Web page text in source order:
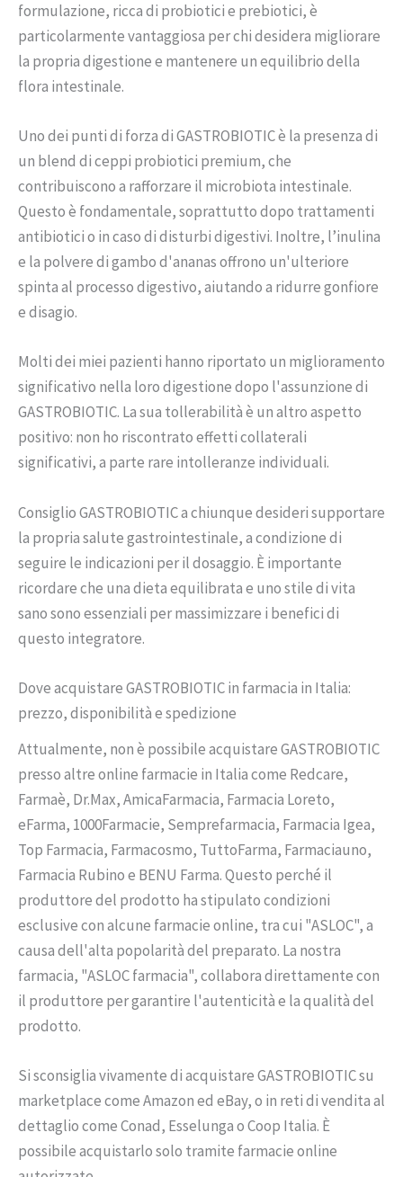
formulazione, ricca di probiotici e prebiotici, è
particolarmente vantaggiosa per chi desidera migliorare
la propria digestione e mantenere un equilibrio della
flora intestinale.
Uno dei punti di forza di GASTROBIOTIC è la presenza di
un blend di ceppi probiotici premium, che
contribuiscono a rafforzare il microbiota intestinale.
Questo è fondamentale, soprattutto dopo trattamenti
antibiotici o in caso di disturbi digestivi. Inoltre, l’inulina
e la polvere di gambo d'ananas offrono un'ulteriore
spinta al processo digestivo, aiutando a ridurre gonfiore
e disagio.
Molti dei miei pazienti hanno riportato un miglioramento
significativo nella loro digestione dopo l'assunzione di
GASTROBIOTIC. La sua tollerabilità è un altro aspetto
positivo: non ho riscontrato effetti collaterali
significativi, a parte rare intolleranze individuali.
Consiglio GASTROBIOTIC a chiunque desideri supportare
la propria salute gastrointestinale, a condizione di
seguire le indicazioni per il dosaggio. È importante
ricordare che una dieta equilibrata e uno stile di vita
sano sono essenziali per massimizzare i benefici di
questo integratore.
Dove acquistare GASTROBIOTIC in farmacia in Italia:
prezzo, disponibilità e spedizione
Attualmente, non è possibile acquistare GASTROBIOTIC
presso altre online farmacie in Italia come Redcare,
Farmaè, Dr.Max, AmicaFarmacia, Farmacia Loreto,
eFarma, 1000Farmacie, Semprefarmacia, Farmacia Igea,
Top Farmacia, Farmacosmo, TuttoFarma, Farmaciauno,
Farmacia Rubino e BENU Farma. Questo perché il
produttore del prodotto ha stipulato condizioni
esclusive con alcune farmacie online, tra cui "ASLOC", a
causa dell'alta popolarità del preparato. La nostra
farmacia, "ASLOC farmacia", collabora direttamente con
il produttore per garantire l'autenticità e la qualità del
prodotto.
Si sconsiglia vivamente di acquistare GASTROBIOTIC su
marketplace come Amazon ed eBay, o in reti di vendita al
dettaglio come Conad, Esselunga o Coop Italia. È
possibile acquistarlo solo tramite farmacie online